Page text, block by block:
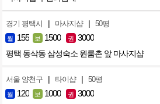
경기 평택시 | 마사지샵 | 50평
월 155 보 1500 권 3000
평택 동삭동 삼성숙소 원룸촌 앞 마사지샵
서울 양천구 | 타이샵 | 50평
월 120 보 1000 권 3000